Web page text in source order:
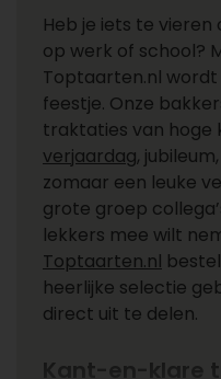
Heb je iets te
op werk of school?
Toptaarten.nl
feestje. Onze
traktaties van hoge
verjaardag,
zomaar een leuke
grote groep
lekkers mee wilt
Toptaarten.nl
heerlijke selectie
direct uit te delen.
Kant-en-klare